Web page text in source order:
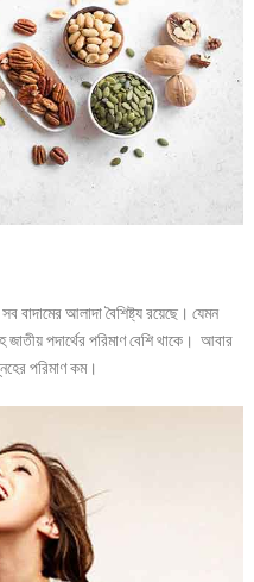
বাদামের আলাদা বৈশিষ্ট্য রয়েছে। যেমন
জাতীয় পদার্থের পরিমাণ বেশি থাকে। আবার
পরিমাণ কম।